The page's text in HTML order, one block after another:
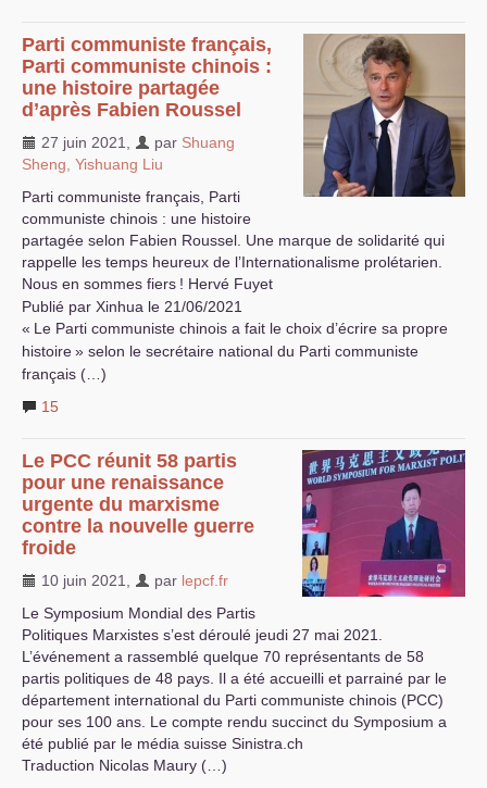
Parti communiste français,
Parti communiste chinois :
une histoire partagée
d’après Fabien Roussel
27 juin 2021 par Shuang
Sheng, Yishuang Liu
Parti communiste français, Parti
communiste chinois : une histoire
partagée selon Fabien Roussel. Une marque de solidarité qui
rappelle les temps heureux de l’Internationalisme prolétarien.
Nous en sommes fiers ! Hervé Fuyet
Publié par Xinhua le 21/06/2021
« Le Parti communiste chinois a fait le choix d’écrire sa propre
histoire» selon le secrétaire national du Parti communiste
français (…)
15
Le PCC réunit 58 partis
pour une renaissance
urgente du marxisme
contre la nouvelle guerre
froide
10 juin 2021 par lepcf.fr
Le Symposium Mondial des Partis
Politiques Marxistes s’est déroulé jeudi 27 mai 2021.
L’événement a rassemblé quelque 70 représentants de 58
partis politiques de 48 pays. Il a été accueilli et parrainé par le
département international du Parti communiste chinois (PCC)
pour ses 100 ans. Le compte rendu succinct du Symposium a
été publié par le média suisse Sinistra.ch
Traduction Nicolas Maury (…)